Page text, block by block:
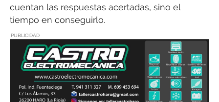
cuentan las respuestas acertadas, sino el
tiempo en conseguirlo.
PUBLICIDAD